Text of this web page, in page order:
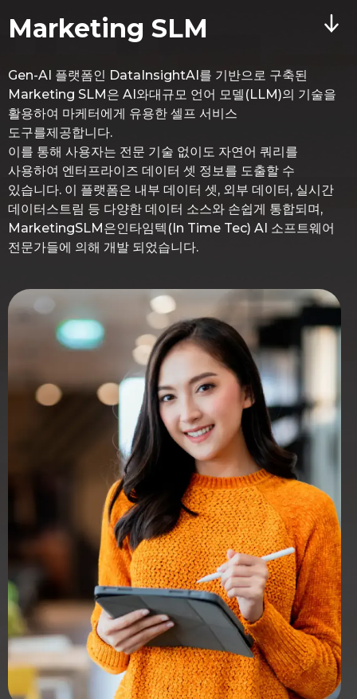
Marketing SLM
Gen-AI 플랫폼인 DataInsightAI를 기반으로 구축된
Marketing SLM은 AI와대규모 언어 모델(LLM)의 기술을
활용하여 마케터에게 유용한 셀프 서비스
도구를제공합니다.
이를 통해 사용자는 전문 기술 없이도 자연어 쿼리를
사용하여 엔터프라이즈 데이터 셋 정보를 도출할 수
있습니다. 이 플랫폼은 내부 데이터 셋, 외부 데이터, 실시간
데이터스트림 등 다양한 데이터 소스와 손쉽게 통합되며,
MarketingSLM은인타임텍(In Time Tec) AI 소프트웨어
전문가들에 의해 개발 되었습니다.